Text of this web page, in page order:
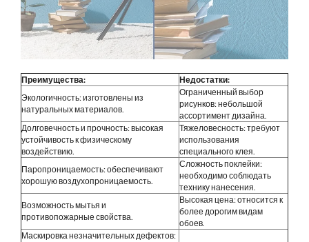
Преимущества:
Недостатки:
Экологичность: изготовлены из
натуральных материалов.
Ограниченный выбор
рисунков: небольшой
ассортимент дизайна.
Долговечность и прочность: высокая
устойчивость к физическому
воздействию.
Тяжеловесность: требуют
использования
специального клея.
Паропроницаемость: обеспечивают
хорошую воздухопроницаемость.
Сложность поклейки:
необходимо соблюдать
технику нанесения.
Возможность мытья и
противопожарные свойства.
Высокая цена: относится к
более дорогим видам
обоев.
Маскировка незначительных дефектов: